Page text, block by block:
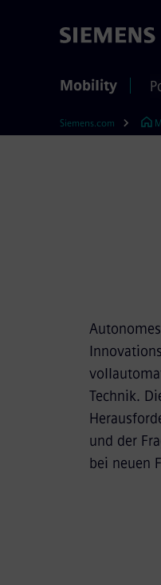
Mobility
Siemens.com
Technik.
und der
bei neuen